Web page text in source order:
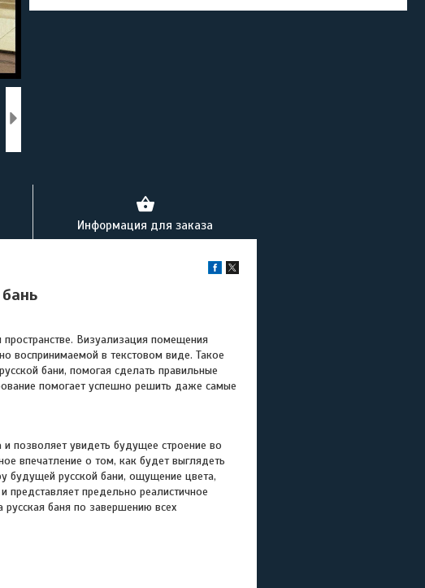
Информация для заказа
Визуализация помещения
воспринимаемой в текстовом виде. Такое
бани, помогая сделать правильные
помогает успешно решить даже самые
увидеть будущее строение во
впечатление о том, как будет выглядеть
будущей русской бани, ощущение цвета,
предельно реалистичное
баня по завершению всех